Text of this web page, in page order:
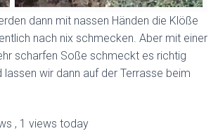
dann mit nassen Händen die Klöße
nach nix schmecken. Aber mit einer
scharfen Soße schmeckt es richtig
lassen wir dann auf der Terrasse beim
, 1 views today